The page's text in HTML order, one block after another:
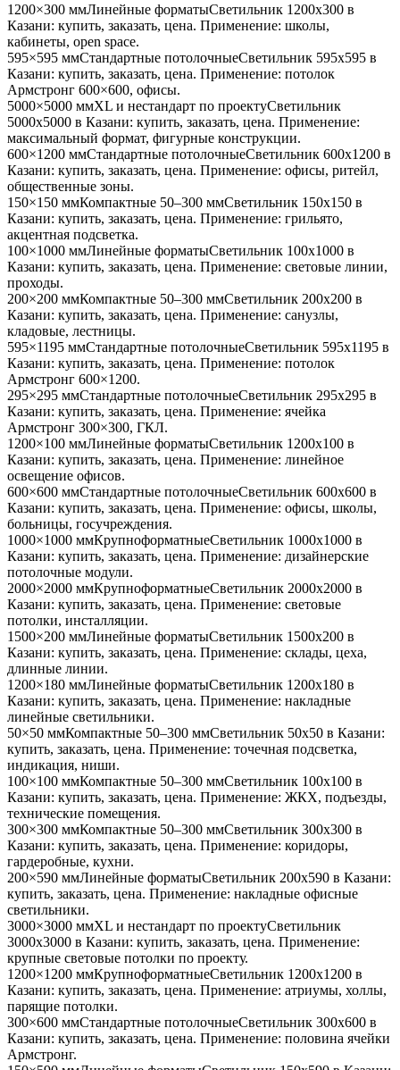
1200×300 ммЛинейные форматыСветильник 1200x300 в
Казани: купить, заказать, цена. Применение: школы,
кабинеты, open space.
595×595 ммСтандартные потолочныеСветильник 595x595 в
Казани: купить, заказать, цена. Применение: потолок
Армстронг 600×600, офисы.
5000×5000 ммXL и нестандарт по проектуСветильник
5000x5000 в Казани: купить, заказать, цена. Применение:
максимальный формат, фигурные конструкции.
600×1200 ммСтандартные потолочныеСветильник 600x1200 в
Казани: купить, заказать, цена. Применение: офисы, ритейл,
общественные зоны.
150×150 ммКомпактные 50–300 ммСветильник 150x150 в
Казани: купить, заказать, цена. Применение: грильято,
акцентная подсветка.
100×1000 ммЛинейные форматыСветильник 100x1000 в
Казани: купить, заказать, цена. Применение: световые линии,
проходы.
200×200 ммКомпактные 50–300 ммСветильник 200x200 в
Казани: купить, заказать, цена. Применение: санузлы,
кладовые, лестницы.
595×1195 ммСтандартные потолочныеСветильник 595x1195 в
Казани: купить, заказать, цена. Применение: потолок
Армстронг 600×1200.
295×295 ммСтандартные потолочныеСветильник 295x295 в
Казани: купить, заказать, цена. Применение: ячейка
Армстронг 300×300, ГКЛ.
1200×100 ммЛинейные форматыСветильник 1200x100 в
Казани: купить, заказать, цена. Применение: линейное
освещение офисов.
600×600 ммСтандартные потолочныеСветильник 600x600 в
Казани: купить, заказать, цена. Применение: офисы, школы,
больницы, госучреждения.
1000×1000 ммКрупноформатныеСветильник 1000x1000 в
Казани: купить, заказать, цена. Применение: дизайнерские
потолочные модули.
2000×2000 ммКрупноформатныеСветильник 2000x2000 в
Казани: купить, заказать, цена. Применение: световые
потолки, инсталляции.
1500×200 ммЛинейные форматыСветильник 1500x200 в
Казани: купить, заказать, цена. Применение: склады, цеха,
длинные линии.
1200×180 ммЛинейные форматыСветильник 1200x180 в
Казани: купить, заказать, цена. Применение: накладные
линейные светильники.
50×50 ммКомпактные 50–300 ммСветильник 50x50 в Казани:
купить, заказать, цена. Применение: точечная подсветка,
индикация, ниши.
100×100 ммКомпактные 50–300 ммСветильник 100x100 в
Казани: купить, заказать, цена. Применение: ЖКХ, подъезды,
технические помещения.
300×300 ммКомпактные 50–300 ммСветильник 300x300 в
Казани: купить, заказать, цена. Применение: коридоры,
гардеробные, кухни.
200×590 ммЛинейные форматыСветильник 200x590 в Казани:
купить, заказать, цена. Применение: накладные офисные
светильники.
3000×3000 ммXL и нестандарт по проектуСветильник
3000x3000 в Казани: купить, заказать, цена. Применение:
крупные световые потолки по проекту.
1200×1200 ммКрупноформатныеСветильник 1200x1200 в
Казани: купить, заказать, цена. Применение: атриумы, холлы,
парящие потолки.
300×600 ммСтандартные потолочныеСветильник 300x600 в
Казани: купить, заказать, цена. Применение: половина ячейки
Армстронг.